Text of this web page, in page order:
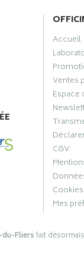
Accueil
Ventes
Espace
CGV
Cookies
Mes
du-Fliersfait